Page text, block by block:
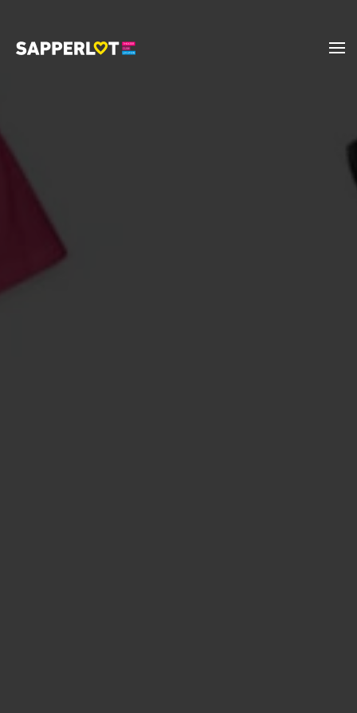
Zum Hauptinhalt springen